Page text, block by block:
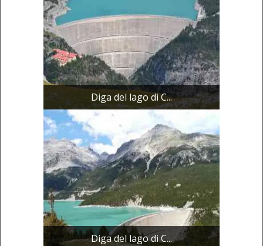
Diga del lago di C...
Diga del lago di C...